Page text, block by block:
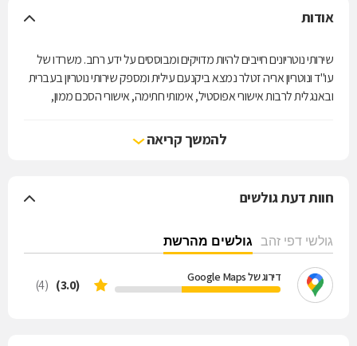
אודות
שירותי נוטריונים חייבים להיות מדויקים ומבוססים על ידע רחב. משרדו של
עו"ד ונוטריון אריה זטלר נמצא ביקנעם עילית ומספק שירותי נוטריון בעברית
ובאנגלית לרבות אישורי אפוסטיל, אימותי חתימה, אישורי הסכם ממון,
משפטיים ושירותי ליטיגציה בתחומים: דיני נדל"ן, דיני משפחה, ירושות
וצוואות וענייני פיצוי גרמני בפרט. שירותיו יעילים ותכליתיים לטובת הלקוח,
להמשך קריאה
חוות דעת גולשים
גולשי דפי זהב גולשים מהרשת
דירוג של Google Maps (3.0)
(4)